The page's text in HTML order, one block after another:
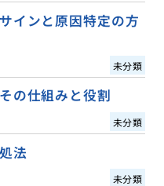
インと原因特定の方
未分類
の仕組みと役割
未分類
法
未分類